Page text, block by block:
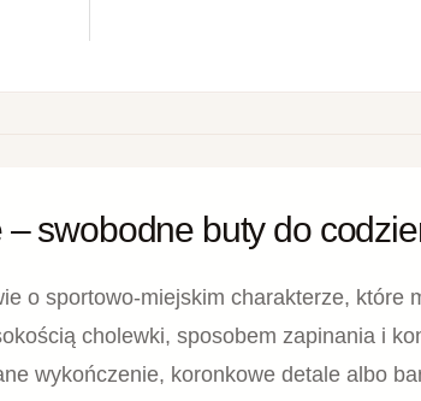
BUTY SPORTOWE
Białe skórzane trampki damskie
grubym spodzie Galant 1009